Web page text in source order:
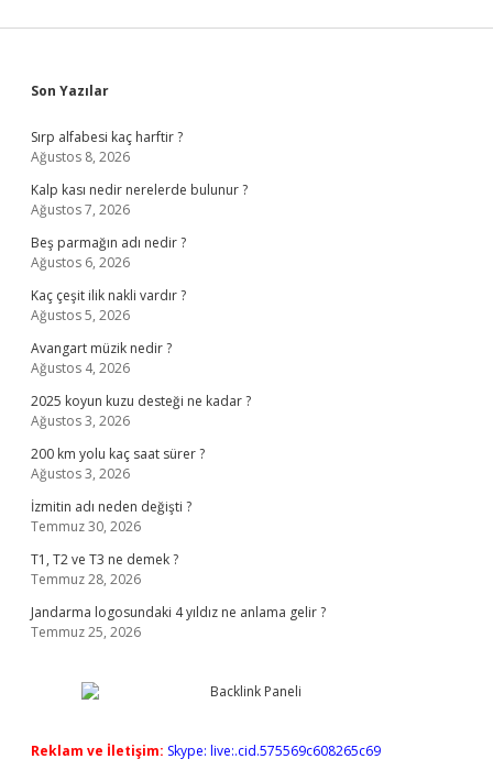
Sidebar
Son Yazılar
Sırp alfabesi kaç harftir ?
Ağustos 8, 2026
Kalp kası nedir nerelerde bulunur ?
Ağustos 7, 2026
Beş parmağın adı nedir ?
Ağustos 6, 2026
Kaç çeşit ilik nakli vardır ?
Ağustos 5, 2026
Avangart müzik nedir ?
Ağustos 4, 2026
2025 koyun kuzu desteği ne kadar ?
Ağustos 3, 2026
200 km yolu kaç saat sürer ?
Ağustos 3, 2026
İzmitin adı neden değişti ?
Temmuz 30, 2026
T1, T2 ve T3 ne demek ?
Temmuz 28, 2026
Jandarma logosundaki 4 yıldız ne anlama gelir ?
Temmuz 25, 2026
Reklam ve İletişim: Skype: live:.cid.575569c608265c69